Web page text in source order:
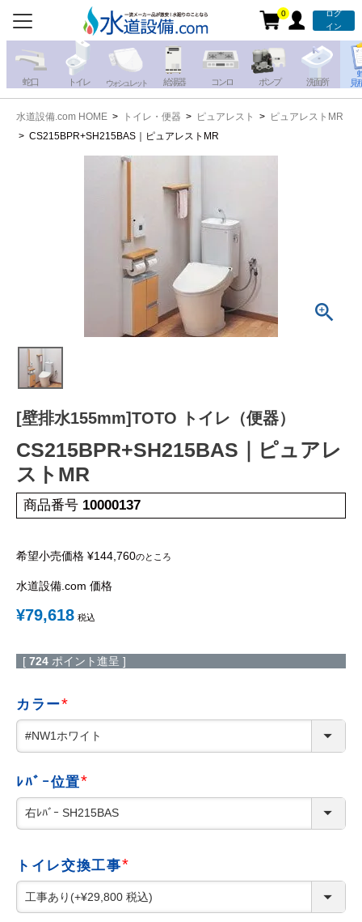
0
ログ
イン
蛇 口 トイレ ウォシュレット 給湯器 コンロ ポンプ 洗面所
見
お電話での注文・お見積も
承っております!!
携帯電話から
iPhone・iPadから
写真を送る
蛇 口
ポンプ 洗面台
蛇口（水栓）の交換はこちら
トイレ（便器）の交換はこちら
ウォシュレットなどの交換はこちら
給湯器の交換はこちら
ガスコンロの交換はこちら
工事について
工事エリア
トイレ見積もりフォーム
取り扱いメーカー 協力業者募集
水道設備.com HOME トイレ・便器 ピュアレスト
ピュアレストMR
CS215BPR+SH215BAS｜ピュアレストMR
[壁排水155mm]TOTO トイレ（便器）
CS215BPR+SH215BAS｜ピュアレ
ストMR
商品番号 10000137
希望小売価格 ¥144,760のところ
水道設備.com 価格
¥79,618 税込
[ 724 ポイント進呈 ]
カラー
(
必
須
ﾚﾊﾞｰ位置
(
必
須
トイレ交換工事
(
必
須